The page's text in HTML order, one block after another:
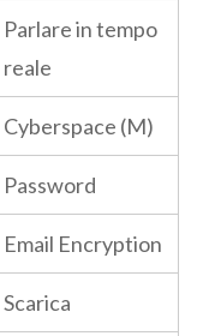
Parlare in tempo
reale
Cyberspace (M)
Password
Email Encryption
Scarica